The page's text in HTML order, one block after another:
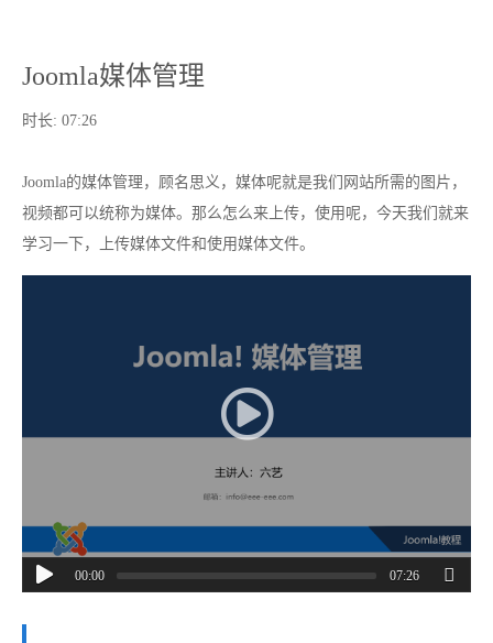
Joomla媒体管理
时长: 07:26
Joomla的媒体管理，顾名思义，媒体呢就是我们网站所需的图片，
视频都可以统称为媒体。那么怎么来上传，使用呢，今天我们就来
学习一下，上传媒体文件和使用媒体文件。
00:00 07:26